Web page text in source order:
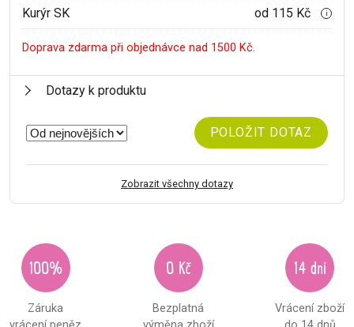
Kurýr SK od 115 Kč i
Doprava zdarma při objednávce nad 1500 Kč.
Dotazy k produktu
POLOŽIT DOTAZ
Zobrazit všechny dotazy
100%
Záruka
0 Kč
Bezplatná
14 dní
Vrácení zboží